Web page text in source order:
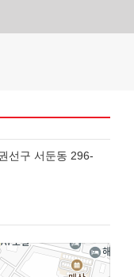
선구 서둔동 296-